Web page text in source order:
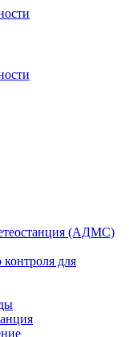
(АДМС)
контроля для